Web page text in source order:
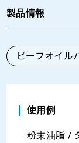
製品情報
ビーフオイル
使用例
粉末油脂 /